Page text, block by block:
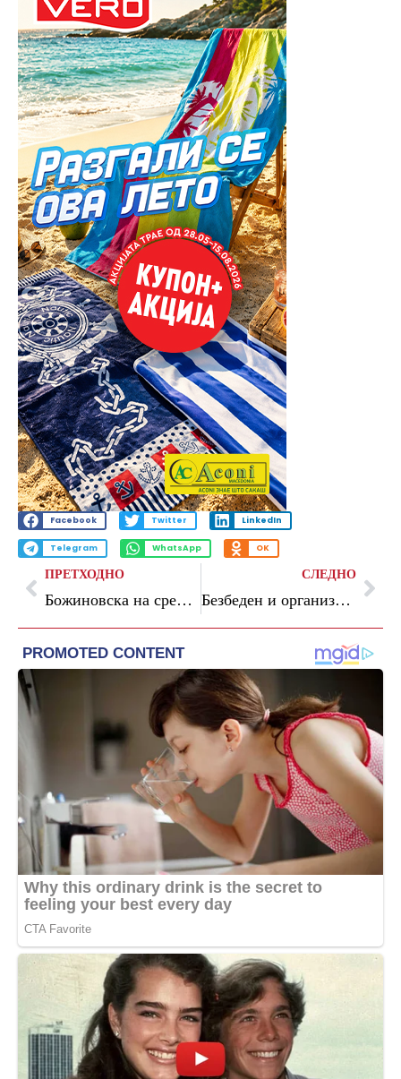
Facebook Twitter LinkedIn
Telegram WhatsApp OK
ПРЕТХОДНО
Божиновска на средба во Атина со колегите од регионот: Со заеднички напори ќе градиме интегриран и силен енергетски систем
СЛЕДНО
Безбеден и организиран пристап до Рамстор Мол за време на реализацијата на новиот градежен проект